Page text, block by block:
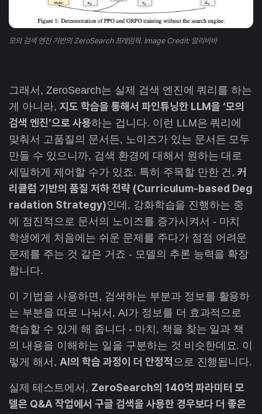
모의 검색 엔진 기반의 ZeroSearch 프레임웍. Image Credit: 알리바바
그래서, ZeroSearch는 실제 검색 엔진에 쿼리를 하는
게 아니라, 지도 학습을 통해서 파인튜닝한 LLM을 ‘모의
검색 엔진’으로 사용하는 겁니다. 이런 LLM은 쿼리에
맞춰서 고품질의 문서든, 노이즈가 있는 문서든 모두
만들 수 있으니까, 검색 환경에 대해서 원하는 대로
세밀하게 제어할 수가 있죠. 특히 주목할 만한 건,커
리큘럼 기반의 품질 저하 전략 (Curriculum-based Deg
radation Strategy)인데, 강화학습을 진행하는 중
에 점진적으로 문서의 노이즈를 증가시켜서 - 마치
학생에게 처음에는 쉬운 문제를 주다가 점점 어려운
문제를 주는 것 같은 거죠 - 모델의 추론 능력을 확장
합니다.
이 기법을 사용하면, 검색하는 부분과 정보를 활용하
는 부분을 따로 나눠서, AI가 정보를 더 효과적으로
학습할 수 있게 해 줍니다 - 마치, 책을 찾는 일과 책
의 내용을 이해하는 일을 구분하는 것 비슷한데요. 이
렇게 해서, AI의 학습 과정이 더 안정적으로 진행됩니다.
실제 테스트에서, ZeroSearch의 140억 파라미터 모
델은 Q&A 작업에서 구글 검색을 사용한 경우보다 더 좋은